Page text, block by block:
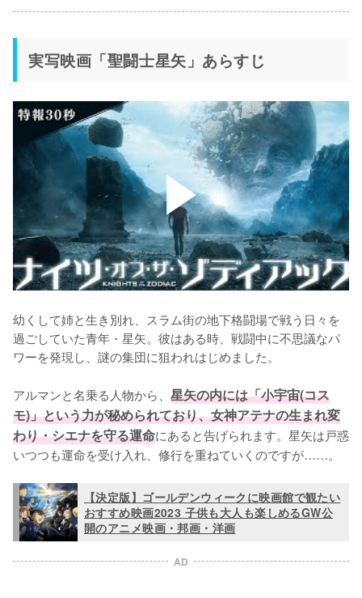
実写映画「聖闘士星矢」あらすじ
幼くして姉と生き別れ、スラム街の地下格闘場で戦う日々を
過ごしていた青年・星矢。彼はある時、戦闘中に不思議なパ
ワーを発現し、謎の集団に狙われはじめました。
アルマンと名乗る人物から、 星矢の内には「小宇宙(コス
モ)」という力が秘められており、女神アテナの生まれ変
わり・シエナを守る運命にあると告げられます。星矢は戸惑
いつつも運命を受け入れ、修行を重ねていくのですが……。
【決定版】ゴールデンウィークに映画館で観たい
おすすめ映画2023 子供も大人も楽しめるGW公
開のアニメ映画・邦画・洋画
AD